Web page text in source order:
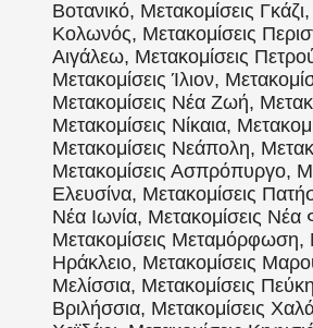
Βοτανικό, Μετακομίσεις
Κολωνός, Μετακομίσεις
Αιγάλεω, Μετακομίσεις
Μετακομίσεις Ίλιον,
Μετακομίσεις Νέα Ζωή,
Μετακομίσεις Νίκαια,
Μετακομίσεις Νεάπολη,
Μετακομίσεις Ασπρόπυργο,
Ελευσίνα, Μετακομίσεις
Νέα Ιωνία, Μετακομίσεις Νέα
Μετακομίσεις Μεταμόρφωση,
Ηράκλειο, Μετακομίσεις
Μελίσσια, Μετακομίσεις
Βριλήσσια, Μετακομίσεις